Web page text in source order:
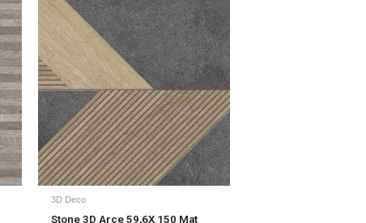
3D Deco
Stone 3D Arce 59,6X 150 Mat